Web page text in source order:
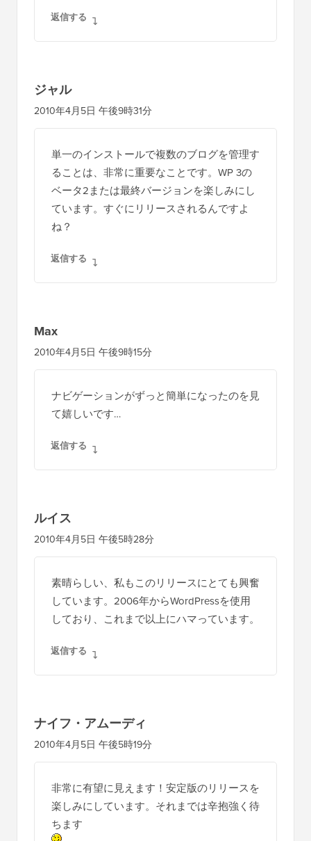
返信する
ジャル
2010年4月5日 午後9時31分
単一のインストールで複数のブログを管理す
ることは、非常に重要なことです。WP 3の
ベータ2または最終バージョンを楽しみにし
ています。すぐにリリースされるんですよ
ね？
返信する
Max
2010年4月5日 午後9時15分
ナビゲーションがずっと簡単になったのを見
て嬉しいです…
返信する
ルイス
2010年4月5日 午後5時28分
素晴らしい、私もこのリリースにとても興奮
しています。2006年からWordPressを使用
しており、これまで以上にハマっています。
返信する
ナイフ・アムーディ
2010年4月5日 午後5時19分
非常に有望に見えます！安定版のリリースを
楽しみにしています。それまでは辛抱強く待
ちます